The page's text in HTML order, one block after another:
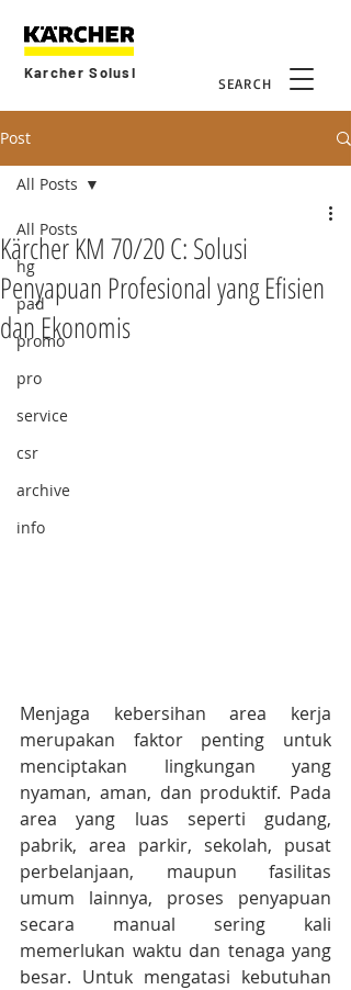
SEARCH
Karcher Solusi
Post
All Posts
hg
pad
promo
pro
service
csr
archive
info
All Posts
Kärcher KM 70/20 C: Solusi
Penyapuan Profesional yang Efisien
dan Ekonomis
Menjaga kebersihan area kerja
merupakan faktor penting untuk
menciptakan lingkungan yang
nyaman, aman, dan produktif. Pada
area yang luas seperti gudang,
pabrik, area parkir, sekolah, pusat
perbelanjaan, maupun fasilitas
umum lainnya, proses penyapuan
secara manual sering kali
memerlukan waktu dan tenaga yang
besar. Untuk mengatasi kebutuhan